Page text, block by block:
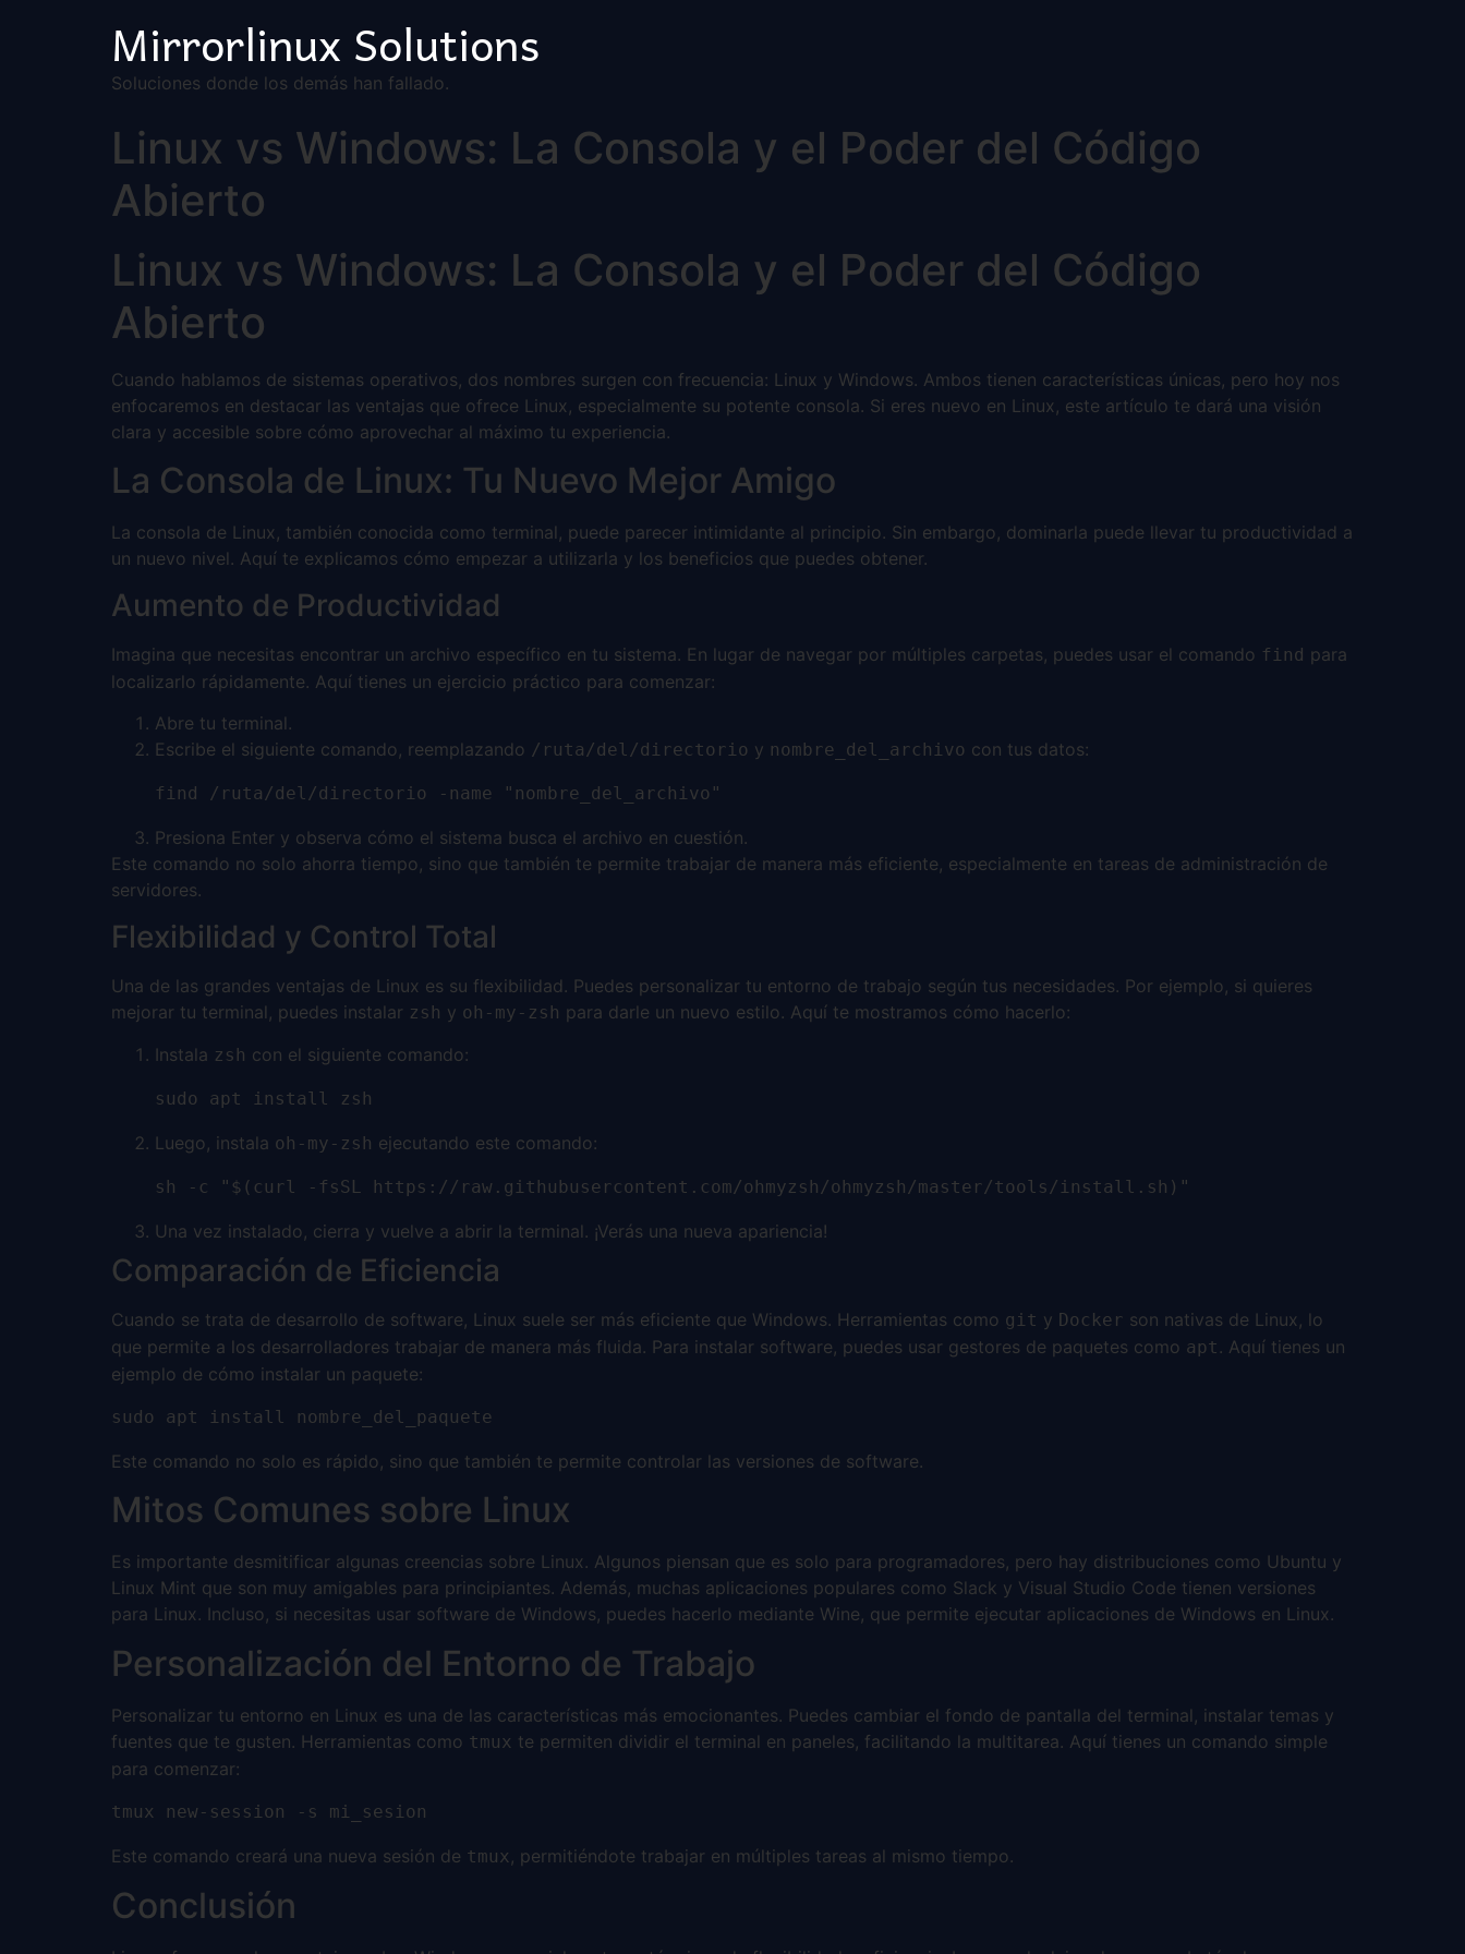
Mirrorlinux Solutions
Soluciones donde los demás han fallado.
Linux vs Windows: La Consola y el Poder del Código
Abierto
Linux vs Windows: La Consola y el Poder del Código
Abierto
Cuando hablamos de sistemas operativos, dos nombres surgen con frecuencia: Linux y Windows. Ambos tienen características únicas, pero hoy nos
enfocaremos en destacar las ventajas que ofrece Linux, especialmente su potente consola. Si eres nuevo en Linux, este artículo te dará una visión
clara y accesible sobre cómo aprovechar al máximo tu experiencia.
La Consola de Linux: Tu Nuevo Mejor Amigo
La consola de Linux, también conocida como terminal, puede parecer intimidante al principio. Sin embargo, dominarla puede llevar tu productividad a
un nuevo nivel. Aquí te explicamos cómo empezar a utilizarla y los beneficios que puedes obtener.
Aumento de Productividad
Imagina que necesitas encontrar un archivo específico en tu sistema. En lugar de navegar por múltiples carpetas, puedes usar el comando find para
localizarlo rápidamente. Aquí tienes un ejercicio práctico para comenzar:
Abre tu terminal.
Escribe el siguiente comando, reemplazando /ruta/del/directorio y nombre_del_archivo con tus datos:
find /ruta/del/directorio -name "nombre_del_archivo"
Presiona Enter y observa cómo el sistema busca el archivo en cuestión.
Este comando no solo ahorra tiempo, sino que también te permite trabajar de manera más eficiente, especialmente en tareas de administración de
servidores.
Flexibilidad y Control Total
Una de las grandes ventajas de Linux es su flexibilidad. Puedes personalizar tu entorno de trabajo según tus necesidades. Por ejemplo, si quieres
mejorar tu terminal, puedes instalar zsh y oh-my-zsh para darle un nuevo estilo. Aquí te mostramos cómo hacerlo:
Instala zsh con el siguiente comando:
sudo apt install zsh
Luego, instala oh-my-zsh ejecutando este comando:
sh -c "$(curl -fsSL https://raw.githubusercontent.com/ohmyzsh/ohmyzsh/master/tools/install.sh)"
Una vez instalado, cierra y vuelve a abrir la terminal. ¡Verás una nueva apariencia!
Comparación de Eficiencia
Cuando se trata de desarrollo de software, Linux suele ser más eficiente que Windows. Herramientas como git y Docker son nativas de Linux, lo
que permite a los desarrolladores trabajar de manera más fluida. Para instalar software, puedes usar gestores de paquetes como apt . Aquí tienes un
ejemplo de cómo instalar un paquete:
sudo apt install nombre_del_paquete
Este comando no solo es rápido, sino que también te permite controlar las versiones de software.
Mitos Comunes sobre Linux
Es importante desmitificar algunas creencias sobre Linux. Algunos piensan que es solo para programadores, pero hay distribuciones como Ubuntu y
Linux Mint que son muy amigables para principiantes. Además, muchas aplicaciones populares como Slack y Visual Studio Code tienen versiones
para Linux. Incluso, si necesitas usar software de Windows, puedes hacerlo mediante Wine, que permite ejecutar aplicaciones de Windows en Linux.
Personalización del Entorno de Trabajo
Personalizar tu entorno en Linux es una de las características más emocionantes. Puedes cambiar el fondo de pantalla del terminal, instalar temas y
fuentes que te gusten. Herramientas como tmux te permiten dividir el terminal en paneles, facilitando la multitarea. Aquí tienes un comando simple
para comenzar:
tmux new-session -s mi_sesion
Este comando creará una nueva sesión de tmux , permitiéndote trabajar en múltiples tareas al mismo tiempo.
Conclusión